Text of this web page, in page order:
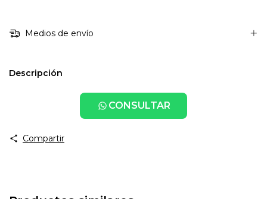
Medios de envío
Descripción
CONSULTAR
Compartir